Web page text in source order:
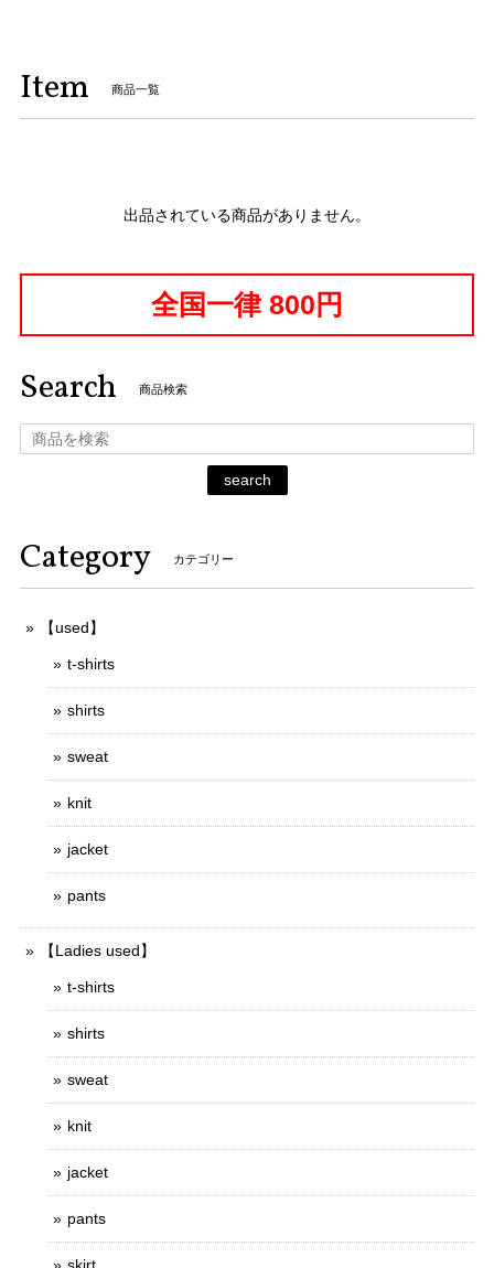
Item 商品一覧
出品されている商品がありません。
全国一律 800円
Search 商品検索
search
Category カテゴリー
【used】
t-shirts
shirts
sweat
knit
jacket
pants
【Ladies used】
t-shirts
shirts
sweat
knit
jacket
pants
skirt